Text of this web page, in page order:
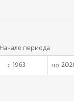
Начало периода
с по